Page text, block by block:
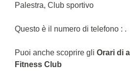
Palestra, Club sportivo
Questo è il numero di telefono : .
Puoi anche scoprire gli Orari di
Fitness Club